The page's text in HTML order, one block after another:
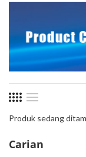
Carian
Produk sedang